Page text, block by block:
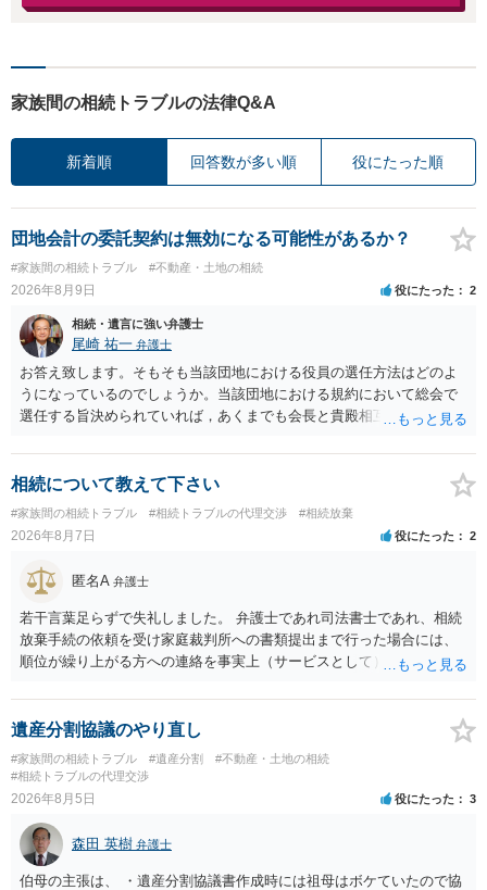
家族間の相続トラブルの法律Q&A
新着順 回答数が多い順 役にたった順
団地会計の委託契約は無効になる可能性があるか？
#家族間の相続トラブル #不動産・土地の相続
2026年8月9日 役にたった 2
相続・遺言に強い弁護士
尾崎 祐一 弁護士
お答え致します。そもそも当該団地における役員の選任方法はどのよ
うになっているのでしょうか。当該団地における規約において総会で
選任する旨決められていれば，あくまでも会長と貴殿相互間における
し，団地と貴殿との委託契約は有効に成立しています。当該団地にお
ける役員の選任が会長の専権でできるのであれば，貴殿と会長との合
相続について教えて下さい
#家族間の相続トラブル #相続トラブルの代理交渉 #相続放棄
2026年8月7日 役にたった 2
匿名A 弁護士
若干言葉足らずで失礼しました。 弁護士であれ司法書士であれ、相続
放棄手続の依頼を受け家庭裁判所への書類提出まで行った場合には、
順位が繰り上がる方への連絡を事実上（サービスとして）行うことは
できない、という意味でした。
遺産分割協議のやり直し
#家族間の相続トラブル #遺産分割
#不動産・土地の相続
#相続トラブルの代理交渉
2026年8月5日 役にたった 3
森田 英樹 弁護士
伯母の主張は、 ・遺産分割協議書作成時には祖母はボケていたので協